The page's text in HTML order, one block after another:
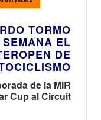
TORMO
EL
DE
de la MIR
Cup al Circuit